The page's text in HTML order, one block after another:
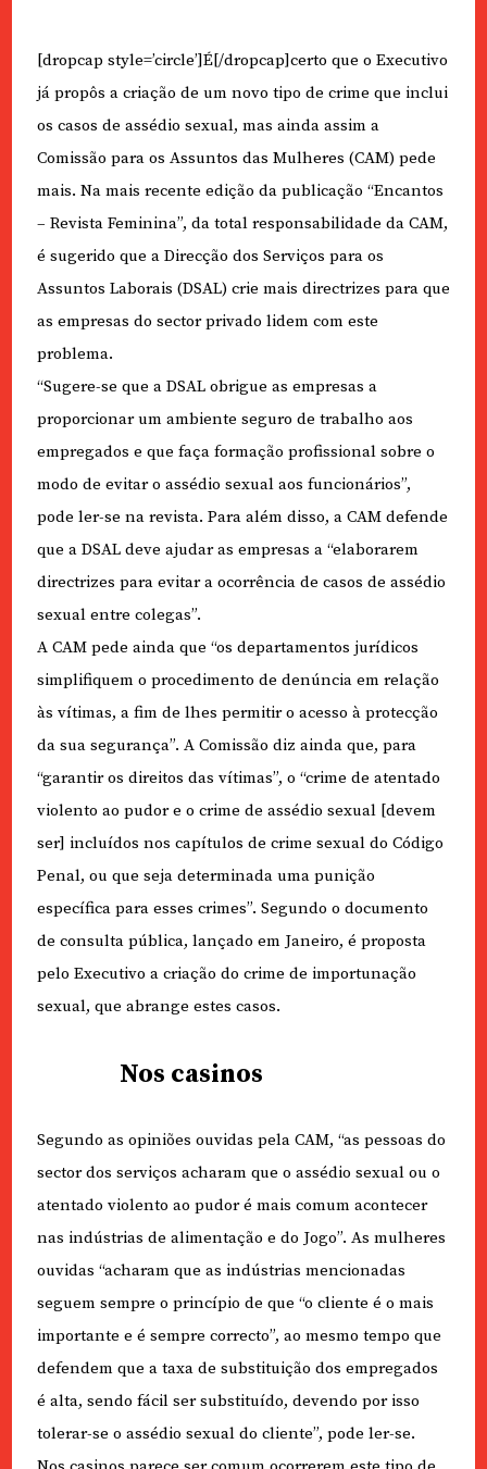
[dropcap style=’circle’]É[/dropcap]certo que o Executivo
já propôs a criação de um novo tipo de crime que inclui
os casos de assédio sexual, mas ainda assim a
Comissão para os Assuntos das Mulheres (CAM) pede
mais. Na mais recente edição da publicação “Encantos
– Revista Feminina”, da total responsabilidade da CAM,
é sugerido que a Direcção dos Serviços para os
Assuntos Laborais (DSAL) crie mais directrizes para que
as empresas do sector privado lidem com este
problema.
“Sugere-se que a DSAL obrigue as empresas a
proporcionar um ambiente seguro de trabalho aos
empregados e que faça formação profissional sobre o
modo de evitar o assédio sexual aos funcionários”,
pode ler-se na revista. Para além disso, a CAM defende
que a DSAL deve ajudar as empresas a “elaborarem
directrizes para evitar a ocorrência de casos de assédio
sexual entre colegas”.
A CAM pede ainda que “os departamentos jurídicos
simplifiquem o procedimento de denúncia em relação
às vítimas, a fim de lhes permitir o acesso à protecção
da sua segurança”. A Comissão diz ainda que, para
“garantir os direitos das vítimas”, o “crime de atentado
violento ao pudor e o crime de assédio sexual [devem
ser] incluídos nos capítulos de crime sexual do Código
Penal, ou que seja determinada uma punição
específica para esses crimes”. Segundo o documento
de consulta pública, lançado em Janeiro, é proposta
pelo Executivo a criação do crime de importunação
sexual, que abrange estes casos.
Nos casinos
Segundo as opiniões ouvidas pela CAM, “as pessoas do
sector dos serviços acharam que o assédio sexual ou o
atentado violento ao pudor é mais comum acontecer
nas indústrias de alimentação e do Jogo”. As mulheres
ouvidas “acharam que as indústrias mencionadas
seguem sempre o princípio de que “o cliente é o mais
importante e é sempre correcto”, ao mesmo tempo que
defendem que a taxa de substituição dos empregados
é alta, sendo fácil ser substituído, devendo por isso
tolerar-se o assédio sexual do cliente”, pode ler-se.